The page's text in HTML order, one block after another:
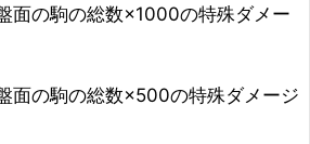
面の駒の総数×1000の特殊ダメー
面の駒の総数×500の特殊ダメージ